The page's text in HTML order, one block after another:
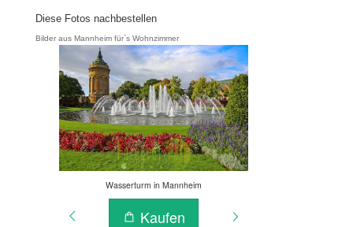
Diese Fotos nachbestellen
Bilder aus Mannheim für`s Wohnzimmer